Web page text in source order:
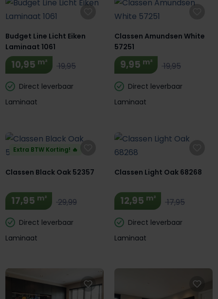
Budget Line Licht Eiken
Laminaat 1061
10,95 m² 19,95
Direct leverbaar
Laminaat
Classen Amundsen White
57251
9,95 m² 19,95
Direct leverbaar
Laminaat
Extra BTW Korting! 🔥
Classen Black Oak 52357
17,95 m² 29,99
Direct leverbaar
Laminaat
Classen Light Oak 68268
12,95 m² 17,95
Direct leverbaar
Laminaat